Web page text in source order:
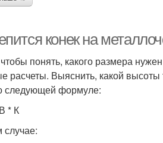
конек на
понять, какого размера
расчеты. Выяснить, какой
следующей формуле:
* К